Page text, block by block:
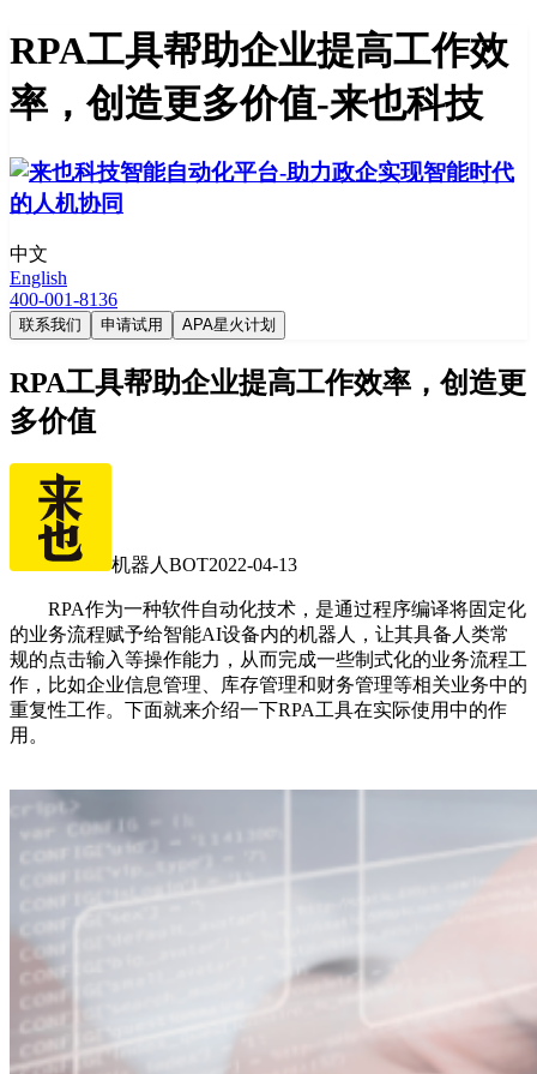
RPA工具帮助企业提高工作效
率，创造更多价值-来也科技
中文
English
400-001-8136
联系我们 申请试用 APA星火计划
RPA工具帮助企业提高工作效率，创造更
多价值
机器人BOT2022-04-13
RPA作为一种软件自动化技术，是通过程序编译将固定化
的业务流程赋予给智能AI设备内的机器人，让其具备人类常
规的点击输入等操作能力，从而完成一些制式化的业务流程工
作，比如企业信息管理、库存管理和财务管理等相关业务中的
重复性工作。下面就来介绍一下RPA工具在实际使用中的作
用。